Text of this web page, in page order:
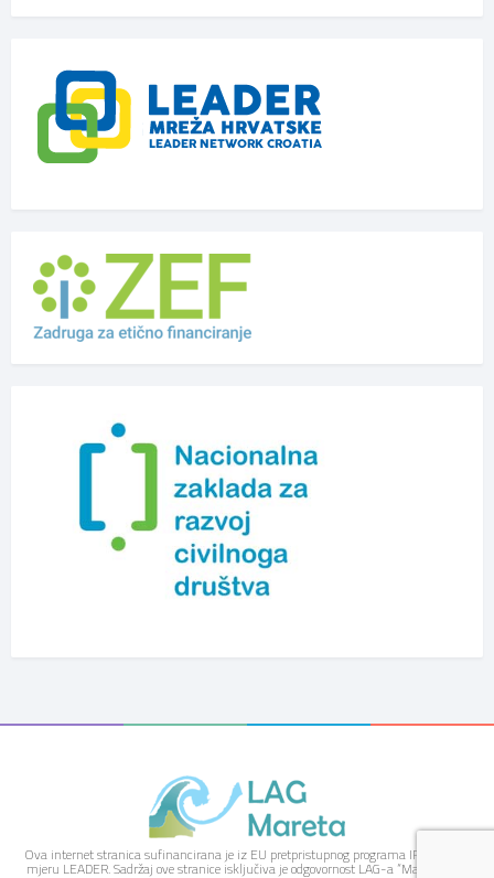
Ova internet stranica sufinancirana je iz EU pretpristupnog programa IPARD kroz
mjeru LEADER. Sadržaj ove stranice isključiva je odgovornost LAG-a “Mareta” i ne